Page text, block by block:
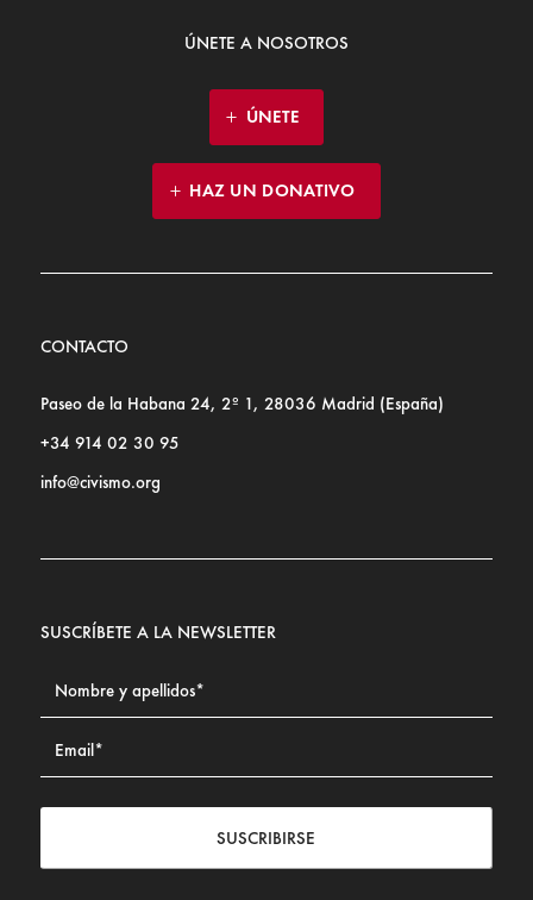
ÚNETE A NOSOTROS
ÚNETE
HAZ UN DONATIVO
CONTACTO
Paseo de la Habana 24, 2º 1, 28036 Madrid (España)
+34 914 02 30 95
info@civismo.org
SUSCRÍBETE A LA NEWSLETTER
SUSCRIBIRSE